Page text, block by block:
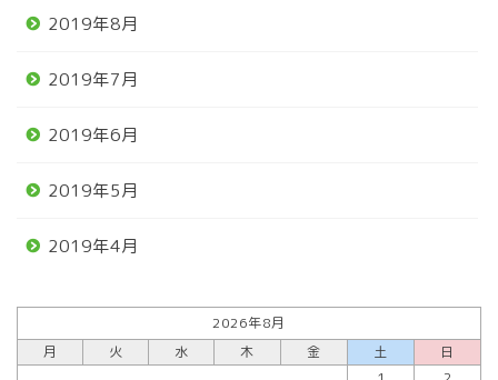
2019年8月
2019年7月
2019年6月
2019年5月
2019年4月
2026年8月
月
火 水 木 金 土
日